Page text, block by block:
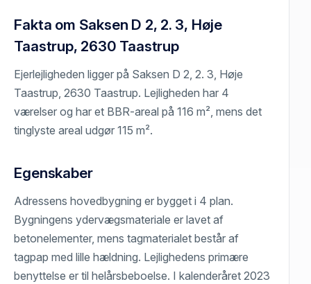
Fakta om Saksen D 2, 2. 3, Høje
Taastrup, 2630 Taastrup
Ejerlejligheden ligger på Saksen D 2, 2. 3, Høje
Taastrup, 2630 Taastrup. Lejligheden har 4
værelser og har et BBR-areal på 116 m², mens det
tinglyste areal udgør 115 m².
Egenskaber
Adressens hovedbygning er bygget i 4 plan.
Bygningens ydervægsmateriale er lavet af
betonelementer, mens tagmaterialet består af
tagpap med lille hældning. Lejlighedens primære
benyttelse er til helårsbeboelse. I kalenderåret 2023